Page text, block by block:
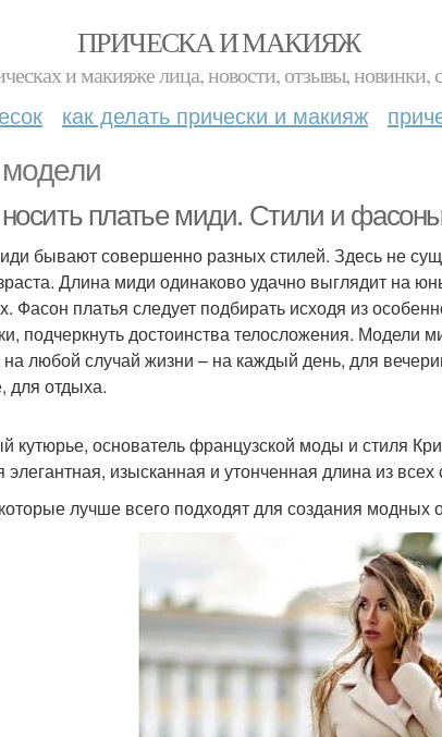
ПРИЧЕСКА И МАКИЯЖ
и макияже лица, новости, отзывы, новинки,
как делать прически и макияж
платье миди. Стили и
бывают совершенно разных стилей. Здесь не
Длина миди одинаково удачно выглядит на
Фасон платья следует подбирать исходя из
подчеркнуть достоинства телосложения. Модели
на любой случай жизни – на каждый день, для
для отдыха.
кутюрье, основатель французской моды и стиля
элегантная, изысканная и утонченная длина из
лучше всего подходят для создания модных